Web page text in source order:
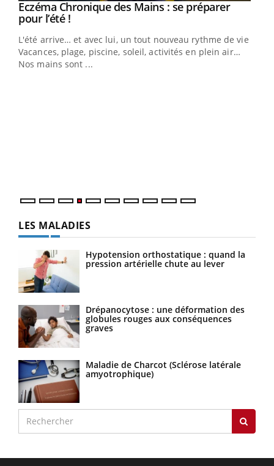
Youtube
Eczéma Chronique des Mains : se préparer
pour l’été !Youtube
L'été arrive… et avec lui, un tout nouveau rythme de vie !
Vacances, plage, piscine, soleil, activités en plein air…
Nos mains sont ...
LES MALADIES
Hypotension orthostatique : quand la
pression artérielle chute au lever
Drépanocytose : une déformation des
globules rouges aux conséquences
graves
Maladie de Charcot (Sclérose latérale
amyotrophique)